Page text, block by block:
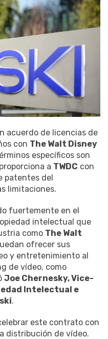
acuerdo de licencias de
con The Walt Disney
específicos son
a TWDC con
patentes del
limitaciones.
fuertemente en el
intelectual que
como The Walt
ofrecer sus
y entretenimiento al
de vídeo, como
Joe Chernesky, Vice-
Intelectual e
.
este contrato con
distribución de vídeo.